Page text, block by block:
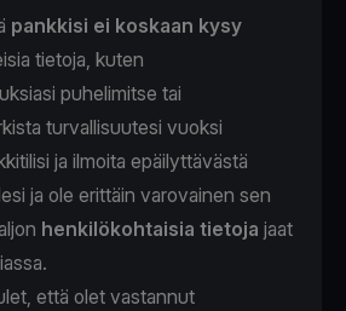
pankkisi ei koskaan kysy
tietoja, kuten
puhelimitse tai
turvallisuutesi vuoksi
ja ilmoita epäilyttävästä
ja ole erittäin varovainen sen
henkilökohtaisia tietoja jaat
että olet vastannut